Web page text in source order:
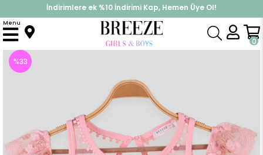
%30 Sepette Yaz İndirimi, Hemen Al!
İndirimlere ek %10 İndirimi Kap, Hemen Üye Ol!
0
Menu
Anasayfa Üst Giyim Tişört
%33